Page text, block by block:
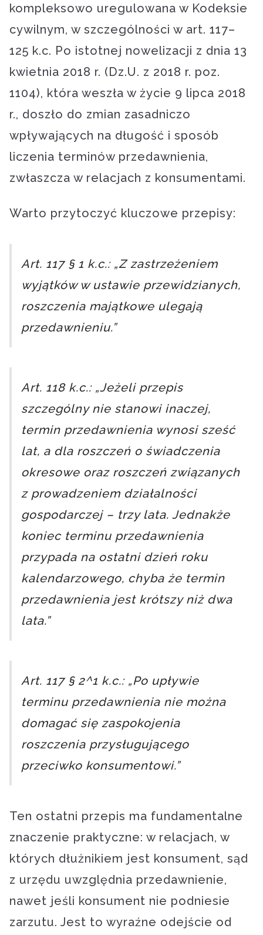
kompleksowo uregulowana w Kodeksie
cywilnym, w szczególności w art. 117–
125 k.c. Po istotnej nowelizacji z dnia 13
kwietnia 2018 r. (Dz.U. z 2018 r. poz.
1104), która weszła w życie 9 lipca 2018
r., doszło do zmian zasadniczo
wpływających na długość i sposób
liczenia terminów przedawnienia,
zwłaszcza w relacjach z konsumentami.
Warto przytoczyć kluczowe przepisy:
Art. 117 § 1 k.c.: „Z zastrzeżeniem
wyjątków w ustawie przewidzianych,
roszczenia majątkowe ulegają
przedawnieniu.”
Art. 118 k.c.: „Jeżeli przepis
szczególny nie stanowi inaczej,
termin przedawnienia wynosi sześć
lat, a dla roszczeń o świadczenia
okresowe oraz roszczeń związanych
z prowadzeniem działalności
gospodarczej – trzy lata. Jednakże
koniec terminu przedawnienia
przypada na ostatni dzień roku
kalendarzowego, chyba że termin
przedawnienia jest krótszy niż dwa
lata.”
Art. 117 § 2^1 k.c.: „Po upływie
terminu przedawnienia nie można
domagać się zaspokojenia
roszczenia przysługującego
przeciwko konsumentowi.”
Ten ostatni przepis ma fundamentalne
znaczenie praktyczne: w relacjach, w
których dłużnikiem jest konsument, sąd
z urzędu uwzględnia przedawnienie,
nawet jeśli konsument nie podniesie
zarzutu. Jest to wyraźne odejście od